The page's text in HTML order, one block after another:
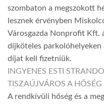
szombaton a megszokott
lesznek érvényben
Városgazda Nonprofit Kft.
díjköteles parkolóhelyeken
díjat kell fizetniük.
INGYENES ESTI
TISZAÚJVÁROS A HŐSÉG
A rendkívüli hőség és a